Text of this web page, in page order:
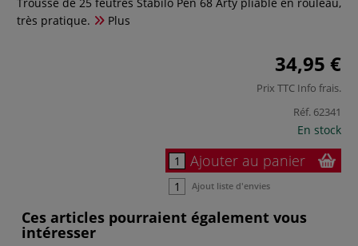
très pratique.
Plus
34,95 €
Prix TTC Info frais.
Réf. 62341
En stock
Ajouter au panier
Ajout liste d'envies
Ces articles pourraient également vous
intéresser